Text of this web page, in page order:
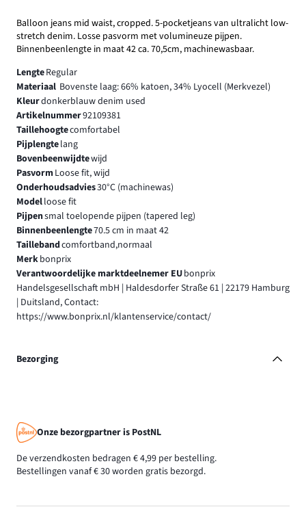
Balloon jeans mid waist, cropped. 5-pocketjeans van ultralicht low-
stretch denim. Losse pasvorm met volumineuze pijpen.
Binnenbeenlengte in maat 42 ca. 70,5cm, machinewasbaar.
LengteRegular
Materiaal Bovenste laag: 66% katoen, 34% Lyocell (Merkvezel)
Kleurdonkerblauw denim used
Artikelnummer92109381
Taillehoogtecomfortabel
Pijplengtelang
Bovenbeenwijdtewijd
PasvormLoose fit, wijd
Onderhoudsadvies30°C (machinewas)
Modelloose fit
Pijpensmal toelopende pijpen (tapered leg)
Binnenbeenlengte70.5 cm in maat 42
Taillebandcomfortband,normaal
Merkbonprix
Verantwoordelijke marktdeelnemer EUbonprix
Handelsgesellschaft mbH | Haldesdorfer Straße 61 | 22179 Hamburg
| Duitsland, Contact:
https://www.bonprix.nl/klantenservice/contact/
Bezorging
Onze bezorgpartner is PostNL
De verzendkosten bedragen € 4,99 per bestelling.
Bestellingen vanaf € 30 worden gratis bezorgd.